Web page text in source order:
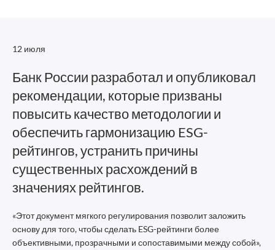
12 июля
Банк России разработал и опубликовал
рекомендации, которые призваны
повысить качество методологии и
обеспечить гармонизацию ESG-
рейтингов, устранить причины
существенных расхождений в
значениях рейтингов.
«Этот документ мягкого регулирования позволит заложить
основу для того, чтобы сделать ESG-рейтинги более
объективными, прозрачными и сопоставимыми между собой»,